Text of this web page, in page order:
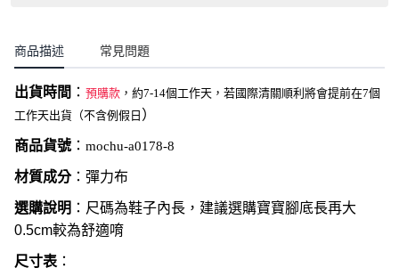
商品描述 常見問題
出貨時間 ： 預購款 ，約7-14個工作天，若國際清關順利將會提前在7個
工作天出貨（不含例假日 ）
商品貨號： mochu-a0178-8
材質成分：彈力布
選購說明 ：尺碼為鞋子內長，建議選購寶寶腳底長再大
0.5cm較為舒適唷
尺寸表 ：